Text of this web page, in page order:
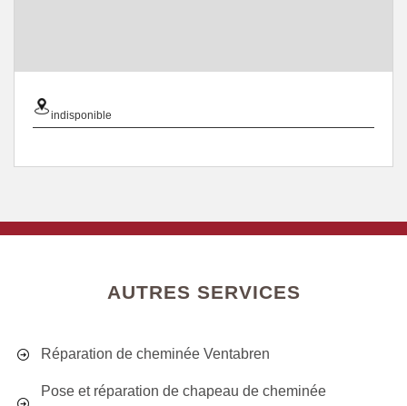
indisponible
AUTRES SERVICES
Réparation de cheminée Ventabren
Pose et réparation de chapeau de cheminée